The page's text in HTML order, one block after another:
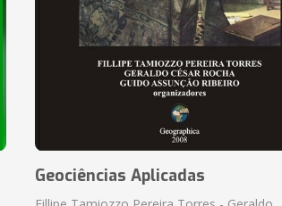
Geociências Aplicadas